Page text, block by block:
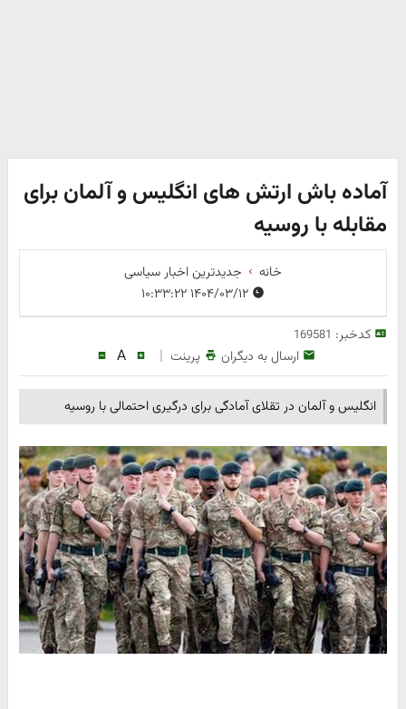
آماده باش ارتش های انگلیس و آلمان برای
مقابله با روسیه
خانه
جدیدترین اخبار سیاسی
۱۴۰۴/۰۳/۱۲ ۱۰:۳۳:۲۲
کدخبر: 169581
ارسال به دیگران پرینت |
A
انگلیس و آلمان در تقلای آمادگی برای درگیری احتمالی با روسیه